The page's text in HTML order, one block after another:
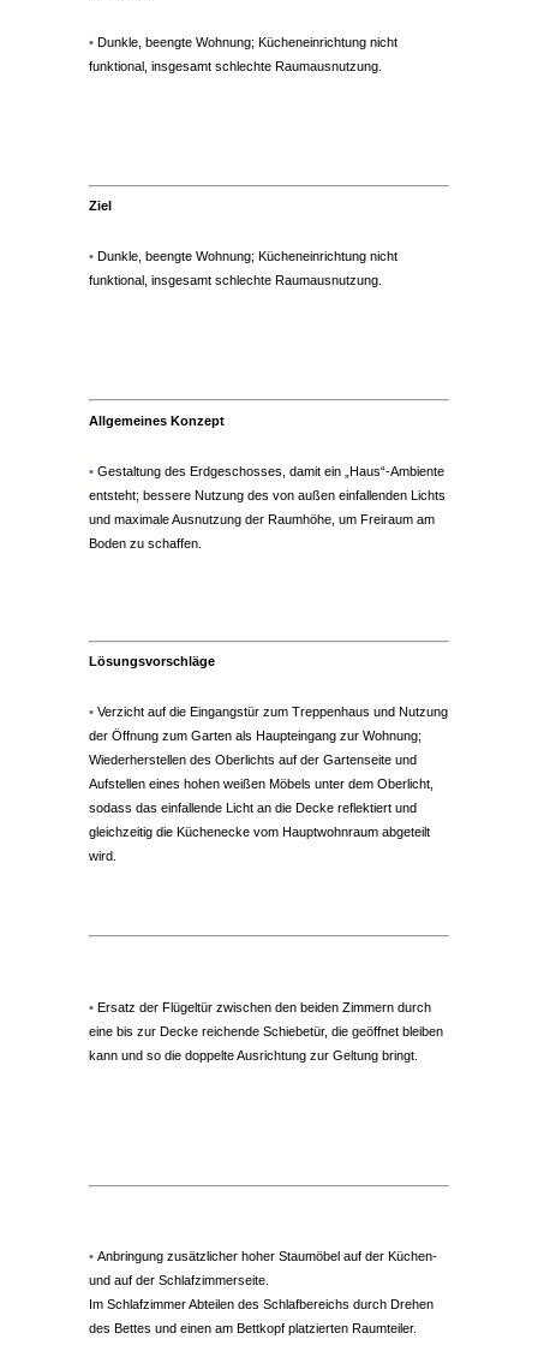
• Dunkle, beengte Wohnung; Kücheneinrichtung nicht
funktional, insgesamt schlechte Raumausnutzung.
Ziel
• Dunkle, beengte Wohnung; Kücheneinrichtung nicht
funktional, insgesamt schlechte Raumausnutzung.
Allgemeines Konzept
• Gestaltung des Erdgeschosses, damit ein „Haus“-Ambiente
entsteht; bessere Nutzung des von außen einfallenden Lichts
und maximale Ausnutzung der Raumhöhe, um Freiraum am
Boden zu schaffen.
Lösungsvorschläge
• Verzicht auf die Eingangstür zum Treppenhaus und Nutzung
der Öffnung zum Garten als Haupteingang zur Wohnung;
Wiederherstellen des Oberlichts auf der Gartenseite und
Aufstellen eines hohen weißen Möbels unter dem Oberlicht,
sodass das einfallende Licht an die Decke reflektiert und
gleichzeitig die Küchenecke vom Hauptwohnraum abgeteilt
wird.
• Ersatz der Flügeltür zwischen den beiden Zimmern durch
eine bis zur Decke reichende Schiebetür, die geöffnet bleiben
kann und so die doppelte Ausrichtung zur Geltung bringt.
• Anbringung zusätzlicher hoher Staumöbel auf der Küchen-
und auf der Schlafzimmerseite.
Im Schlafzimmer Abteilen des Schlafbereichs durch Drehen
des Bettes und einen am Bettkopf platzierten Raumteiler.